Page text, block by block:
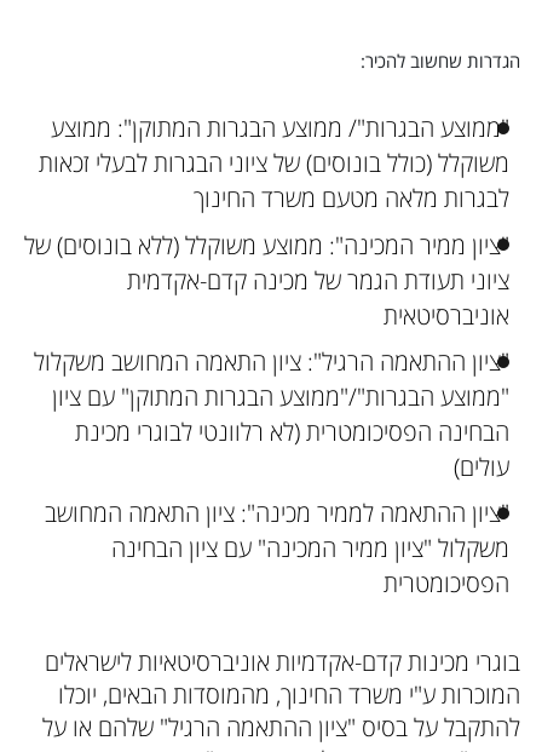
הגדרות שחשוב להכיר:
"ממוצע הבגרות"/ ממוצע הבגרות המתוקן": ממוצע
משוקלל (כולל בונוסים) של ציוני הבגרות לבעלי זכאות
לבגרות מלאה מטעם משרד החינוך
"ציון ממיר המכינה": ממוצע משוקלל (ללא בונוסים) של
ציוני תעודת הגמר של מכינה קדם-אקדמית
אוניברסיטאית
"ציון ההתאמה הרגיל": ציון התאמה המחושב משקלול
"ממוצע הבגרות"/"ממוצע הבגרות המתוקן" עם ציון
הבחינה הפסיכומטרית (לא רלוונטי לבוגרי מכינת
עולים)
"ציון ההתאמה לממיר מכינה": ציון התאמה המחושב
משקלול "ציון ממיר המכינה" עם ציון הבחינה
הפסיכומטרית
בוגרי מכינות קדם-אקדמיות אוניברסיטאיות לישראלים
המוכרות ע"י משרד החינוך, מהמוסדות הבאים, יוכלו
להתקבל על בסיס "ציון ההתאמה הרגיל" שלהם או על